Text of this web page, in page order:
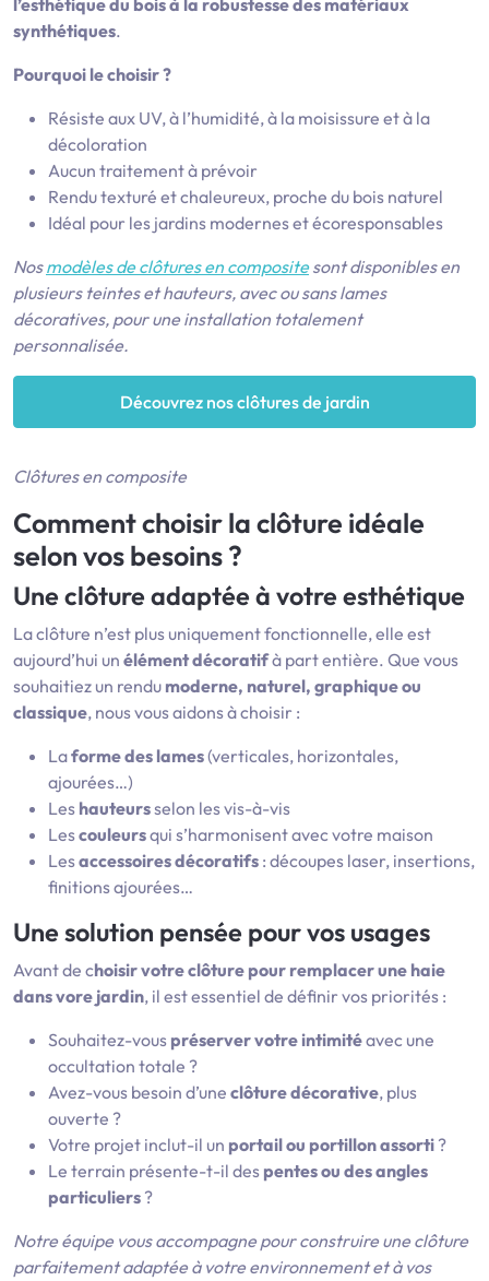
l’esthétique du bois à la robustesse des matériaux
synthétiques.
Pourquoi le choisir ?
Résiste aux UV, à l’humidité, à la moisissure et à la
décoloration
Aucun traitement à prévoir
Rendu texturé et chaleureux, proche du bois naturel
Idéal pour les jardins modernes et écoresponsables
Nosmodèles de clôtures en compositesont disponibles en
plusieurs teintes et hauteurs, avec ou sans lames
décoratives, pour une installation totalement
personnalisée.
Découvrez nos clôtures de jardin
Clôturesen composite
Comment choisir la clôture idéale
selon vos besoins ?
Une clôture adaptée à votre esthétique
La clôture n’est plus uniquement fonctionnelle, elle est
aujourd’hui un élément décoratifà part entière. Que vous
souhaitiez un rendu moderne, naturel, graphique ou
classique, nous vous aidons à choisir :
Laforme des lames(verticales, horizontales,
ajourées…)
Les hauteursselon les vis-à-vis
Lescouleursqui s’harmonisent avec votre maison
Lesaccessoires décoratifs : découpes laser, insertions,
finitions ajourées…
Une solution pensée pour vos usages
Avant de choisir votre clôture pour remplacer une haie
dans vore jardin, il est essentiel de définir vos priorités :
Souhaitez-vous préserver votre intimitéavec une
occultation totale ?
Avez-vous besoin d’une clôture décorative, plus
ouverte ?
Votre projet inclut-il un portail ou portillon assorti ?
Le terrain présente-t-il des pentes ou des angles
particuliers ?
Notre équipe vous accompagne pour construire une clôture
parfaitement adaptée à votre environnement et à vos